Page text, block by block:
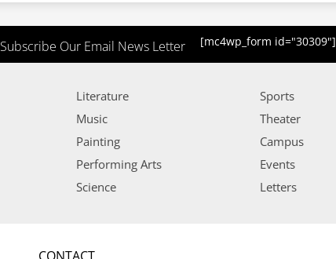
Subscribe Our Email News Letter [mc4wp_form id="30309"]
Literature
Music
Painting
Performing Arts
Science
Sports
Theater
Campus
Events
Letters